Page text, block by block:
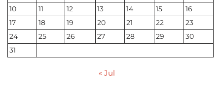
10
11 12 13 14 15
16
17
18 19 20 21 22
23
24
25 26 27 28 29
30
31
« Jul